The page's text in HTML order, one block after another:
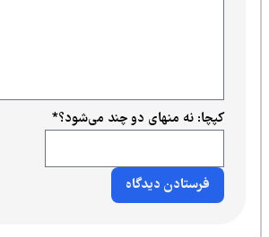
کپچا: نه منهای دو چند می‌شود؟*